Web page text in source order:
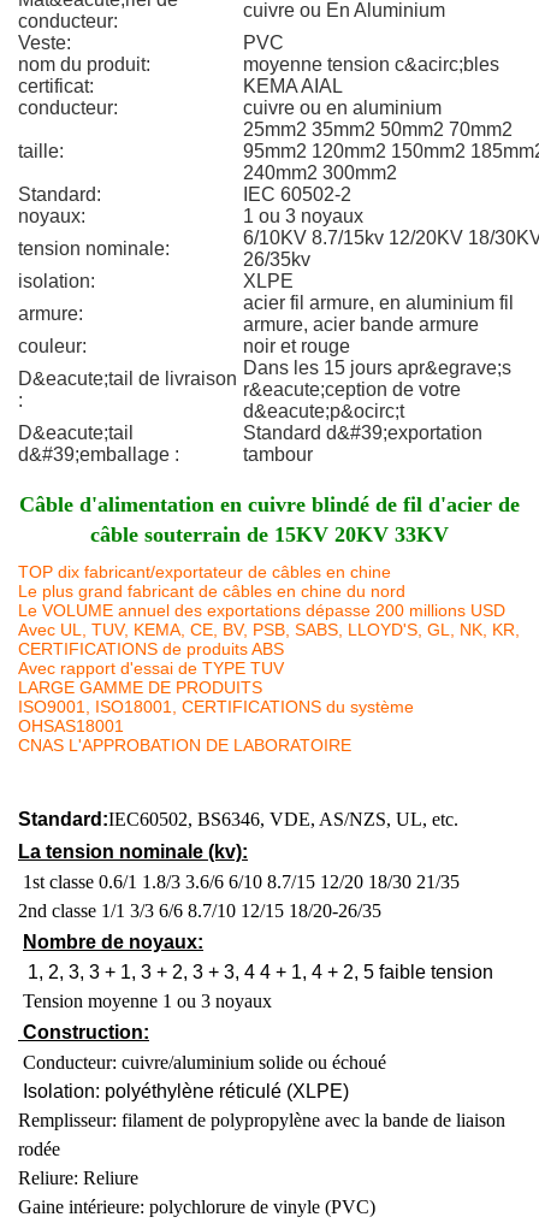
conducteur:
cuivre ou En Aluminium
Veste:
PVC
nom du produit:
moyenne tension c&acirc;bles
certificat:
KEMA AIAL
conducteur:
cuivre ou en aluminium
taille:
25mm2 35mm2 50mm2 70mm2
95mm2 120mm2 150mm2
240mm2 300mm2
Standard:
IEC 60502-2
noyaux:
1 ou 3 noyaux
tension nominale:
6/10KV 8.7/15kv 12/20KV 18/
26/35kv
isolation:
XLPE
armure:
acier fil armure, en aluminium fil
armure, acier bande armure
couleur:
noir et rouge
D&eacute;tail de livraison
:
Dans les 15 jours apr&egrave;s
r&eacute;ception de votre
d&eacute;p&ocirc;t
D&eacute;tail
d&#39;emballage :
Standard d&#39;exportation
tambour
Câble d'alimentation en cuivre blindé de fil d'acier de
câble souterrain de 15KV 20KV 33KV
TOP dix fabricant/exportateur de câbles en chine
Le plus grand fabricant de câbles en chine du nord
Le VOLUME annuel des exportations dépasse 200 millions USD
Avec UL, TUV, KEMA, CE, BV, PSB, SABS, LLOYD'S, GL, NK, KR,
CERTIFICATIONS de produits ABS
Avec rapport d'essai de TYPE TUV
LARGE GAMME DE PRODUITS
ISO9001, ISO18001, CERTIFICATIONS du système
OHSAS18001
CNAS L'APPROBATION DE LABORATOIRE
Standard:IEC60502, BS6346, VDE, AS/NZS, UL, etc.
La tension nominale (kv):
1st classe 0.6/1 1.8/3 3.6/6 6/10 8.7/15 12/20 18/30 21/35
2nd classe 1/1 3/3 6/6 8.7/10 12/15 18/20-26/35
Nombre de noyaux:
1, 2, 3, 3 + 1, 3 + 2, 3 + 3, 4 4 + 1, 4 + 2, 5 faible tension
Tension moyenne 1 ou 3 noyaux
Construction:
Conducteur: cuivre/aluminium solide ou échoué
Isolation: polyéthylène réticulé (XLPE)
Remplisseur: filament de polypropylène avec la bande de liaison
rodée
Reliure: Reliure
Gaine intérieure: polychlorure de vinyle (PVC)